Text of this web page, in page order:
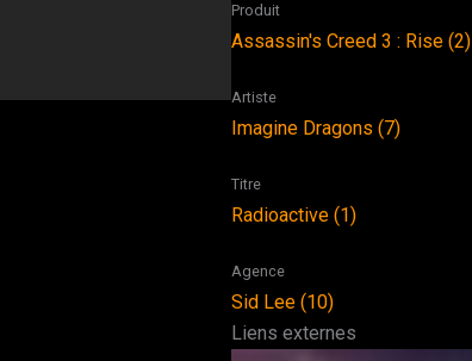
Produit
Assassin's Creed 3 : Rise (2)
Artiste
Imagine Dragons (7)
Titre
Radioactive (1)
Agence
Sid Lee (10)
Liens externes